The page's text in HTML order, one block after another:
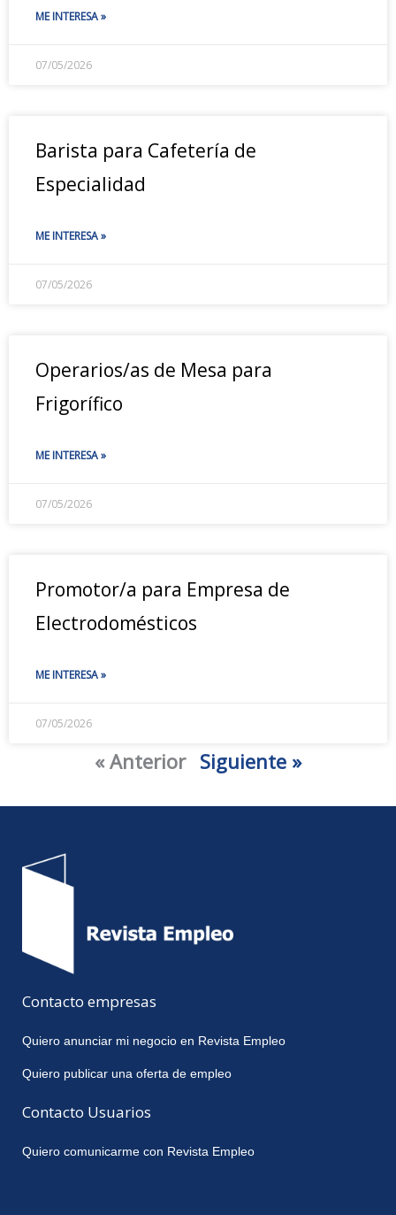
ME INTERESA »
07/05/2026
Barista para Cafetería de
Especialidad
ME INTERESA »
07/05/2026
Operarios/as de Mesa para
Frigorífico
ME INTERESA »
07/05/2026
Promotor/a para Empresa de
Electrodomésticos
ME INTERESA »
07/05/2026
« Anterior Siguiente »
Contacto empresas
Quiero anunciar mi negocio en Revista Empleo
Quiero publicar una oferta de empleo
Contacto Usuarios
Quiero comunicarme con Revista Empleo